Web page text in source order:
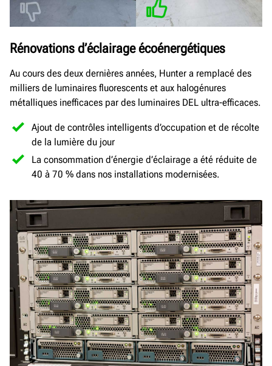
Rénovations d’éclairage écoénergétiques
Au cours des deux dernières années, Hunter a remplacé des
milliers de luminaires fluorescents et aux halogénures
métalliques inefficaces par des luminaires DEL ultra-efficaces.
Ajout de contrôles intelligents d’occupation et de récolte
de la lumière du jour
La consommation d’énergie d’éclairage a été réduite de
40 à 70 % dans nos installations modernisées.